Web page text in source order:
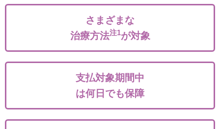
さまざまな
治療方法注1が対象
支払対象期間中
は何日でも保障